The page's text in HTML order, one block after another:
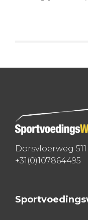
Dorsvloerweg
+31(0)107864495